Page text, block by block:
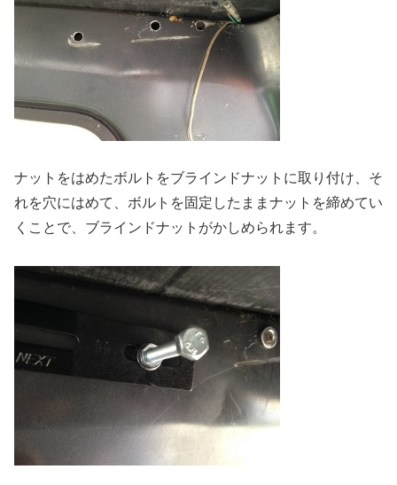
ナットをはめたボルトをブラインドナットに取り付け、そ
れを穴にはめて、ボルトを固定したままナットを締めてい
くことで、ブラインドナットがかしめられます。